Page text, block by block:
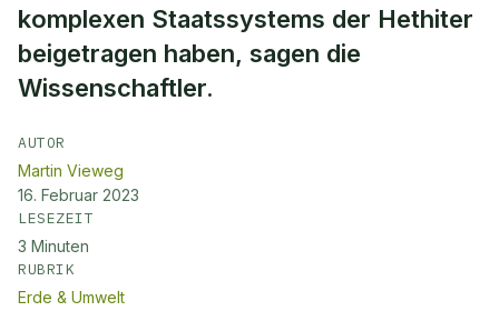
komplexen Staatssystems der Hethiter
beigetragen haben, sagen die
Wissenschaftler.
AUTOR
Martin Vieweg
16. Februar 2023
LESEZEIT
3 Minuten
RUBRIK
Erde & Umwelt